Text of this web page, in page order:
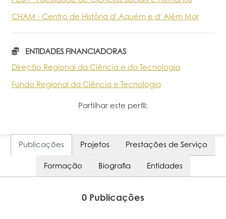
CHAM - Centro de História d' Aquém e d' Além Mar
ENTIDADES FINANCIADORAS
Direção Regional da Ciência e da Tecnologia
Fundo Regional da Ciência e Tecnologia
Partilhar este perfil:
Publicações Projetos Prestações de Serviço
Formação Biografia Entidades
0 Publicações